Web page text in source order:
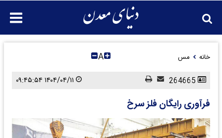
خانه مس A
فرآوری رایگان فلز سرخ